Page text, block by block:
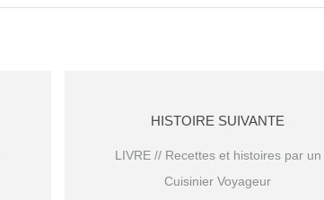
HISTOIRE SUIVANTE
LIVRE // Recettes et histoires par un
Cuisinier Voyageur